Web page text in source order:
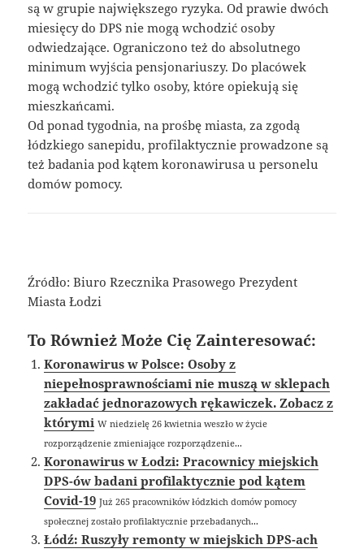
są w grupie największego ryzyka. Od prawie dwóch
miesięcy do DPS nie mogą wchodzić osoby
odwiedzające. Ograniczono też do absolutnego
minimum wyjścia pensjonariuszy. Do placówek
mogą wchodzić tylko osoby, które opiekują się
mieszkańcami.
Od ponad tygodnia, na prośbę miasta, za zgodą
łódzkiego sanepidu, profilaktycznie prowadzone są
też badania pod kątem koronawirusa u personelu
domów pomocy.
Źródło: Biuro Rzecznika Prasowego Prezydent
Miasta Łodzi
To Również Może Cię Zainteresować:
Koronawirus w Polsce: Osoby z
niepełnosprawnościami nie muszą w sklepach
zakładać jednorazowych rękawiczek. Zobacz z
którymi W niedzielę 26 kwietnia weszło w życie
rozporządzenie zmieniające rozporządzenie...
Koronawirus w Łodzi: Pracownicy miejskich
DPS-ów badani profilaktycznie pod kątem
Covid-19 Już 265 pracowników łódzkich domów pomocy
społecznej zostało profilaktycznie przebadanych...
Łódź: Ruszyły remonty w miejskich DPS-ach